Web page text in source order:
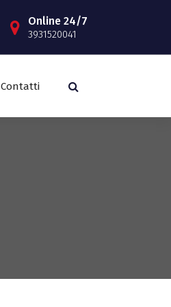
Online 24/7
3931520041
Contatti